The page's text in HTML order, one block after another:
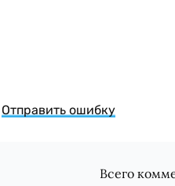
Отправить ошибку
Всего